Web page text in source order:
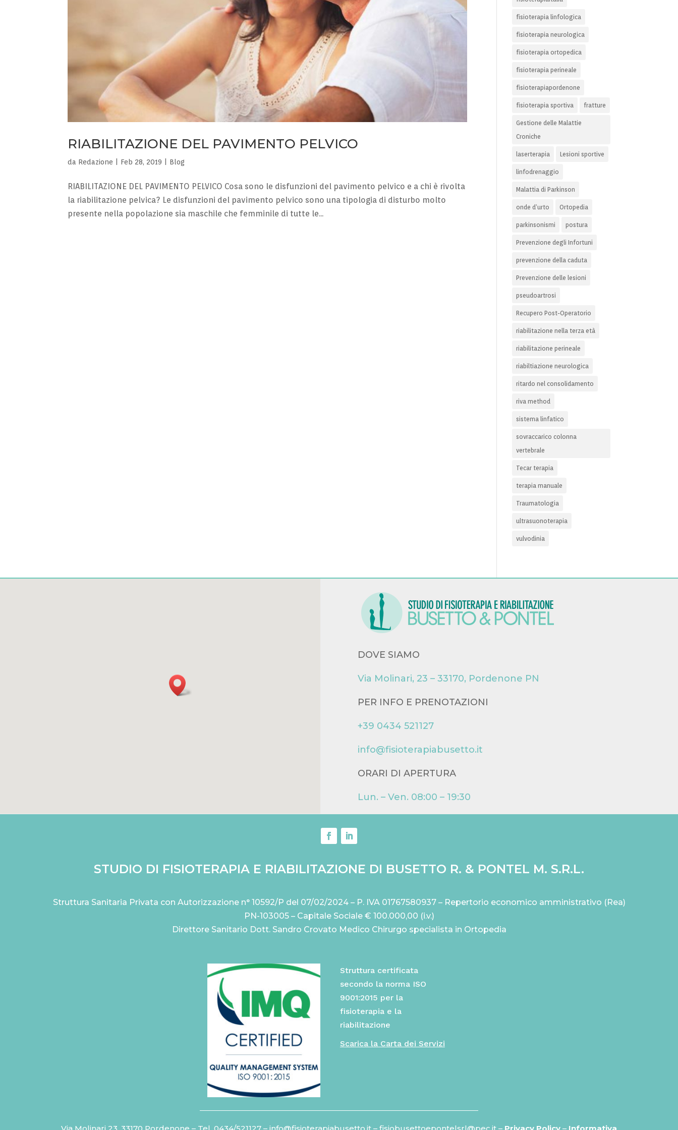
RIABILITAZIONE DEL PAVIMENTO PELVICO
da Redazione Feb 28, 2019 Blog
RIABILITAZIONE DEL PAVIMENTO PELVICO Cosa sono le disfunzioni del pavimento pelvico e a chi è rivolta
la riabilitazione pelvica? Le disfunzioni del pavimento pelvico sono una tipologia di disturbo molto
presente nella popolazione sia maschile che femminile di tutte le...
fisioterapia linfologica
fisioterapia neurologica
fisioterapia ortopedica
fisioterapia perineale
fisioterapiapordenone
fisioterapia sportiva fratture
Gestione delle Malattie
Croniche
laserterapia Lesioni sportive
linfodrenaggio
Malattia di Parkinson
onde d’urto Ortopedia
parkinsonismi postura
Prevenzione degli Infortuni
prevenzione della caduta
Prevenzione delle lesioni
pseudoartrosi
Recupero Post-Operatorio
riabilitazione nella terza età
riabilitazione perineale
riabiltiazione neurologica
ritardo nel consolidamento
riva method
sistema linfatico
sovraccarico colonna
vertebrale
Tecar terapia
terapia manuale
Traumatologia
ultrasuonoterapia
vulvodinia
DOVE SIAMO
Via Molinari, 23 – 33170, Pordenone PN
PER INFO E PRENOTAZIONI
+39 0434 521127
info@fisioterapiabusetto.it
ORARI DI APERTURA
Lun. – Ven. 08:00 – 19:30
STUDIO DI FISIOTERAPIA E RIABILITAZIONE DI BUSETTO R. & PONTEL M. S.R.L.
Struttura Sanitaria Privata con Autorizzazione n° 10592/P del 07/02/2024 – P. IVA 01767580937 – Repertorio economico amministrativo (Rea)
PN-103005 – Capitale Sociale € 100.000,00 (i.v.)
Direttore Sanitario Dott. Sandro Crovato Medico Chirurgo specialista in Ortopedia
Struttura certificata
secondo la norma ISO
9001:2015 per la
fisioterapia e la
riabilitazione
Scarica la Carta dei Servizi